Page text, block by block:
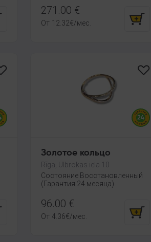
271.00 €
От 12.32€/мес.
Золотое кольцо
Rīga, Ulbrokas iela 10
Состояние Восстановленный
(Гарантия 24 месяца)
96.00 €
От 4.36€/мес.